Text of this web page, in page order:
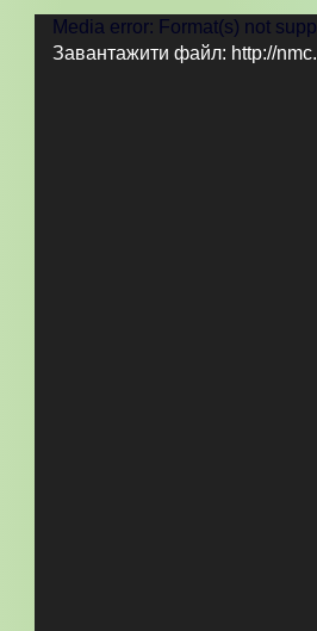
Відеопрогравач
Media error: Format(s) not
Завантажити файл: http://